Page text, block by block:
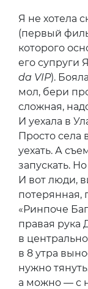
Я не хотела
(первый
которого
его супруги
da VIP).
мол, бери
сложная,
И уехала в
Просто села
уехать. А
запускать.
И вот люди,
потерянная,
«Ринпоче
правая рука
в
в 8 утра
нужно
а можно — с